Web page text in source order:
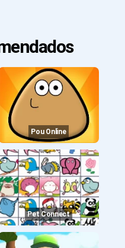
Pou Online
Pet Connect